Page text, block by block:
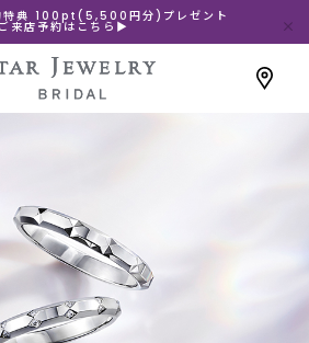
特典 100pt(5,500円分)プレゼント
ご来店予約はこちら▶